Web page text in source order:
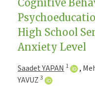
Cognitive
High School
Anxiety Level
Saadet YAPAN 1 ,
YAVUZ 3